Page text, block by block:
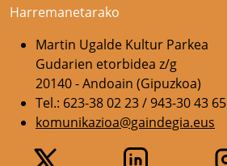
Harremanetarako
Martin Ugalde Kultur Parkea
Gudarien etorbidea z/g
20140 - Andoain (Gipuzkoa)
Tel.: 623-38 02 23 / 943-30 43 65
komunikazioa@gaindegia.eus